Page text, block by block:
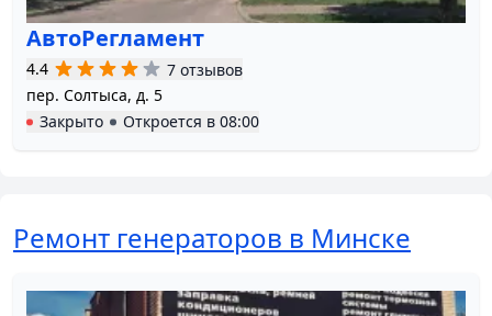
АвтоРегламент
4.4
7 отзывов
пер. Солтыса, д. 5
Закрыто
Откроется в 08:00
Ремонт генераторов в Минске